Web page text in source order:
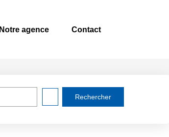
Notre agence Contact